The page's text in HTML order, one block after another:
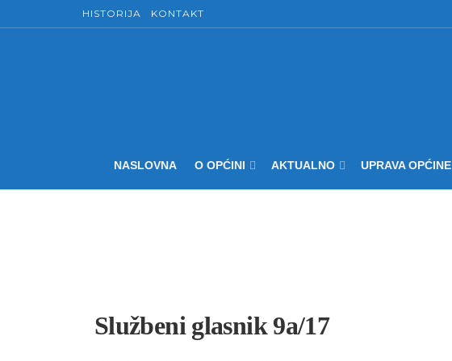
HISTORIJA KONTAKT
NASLOVNA O OPĆINI AKTUALNO UPRAVA OPĆINE
Službeni glasnik 9a/17